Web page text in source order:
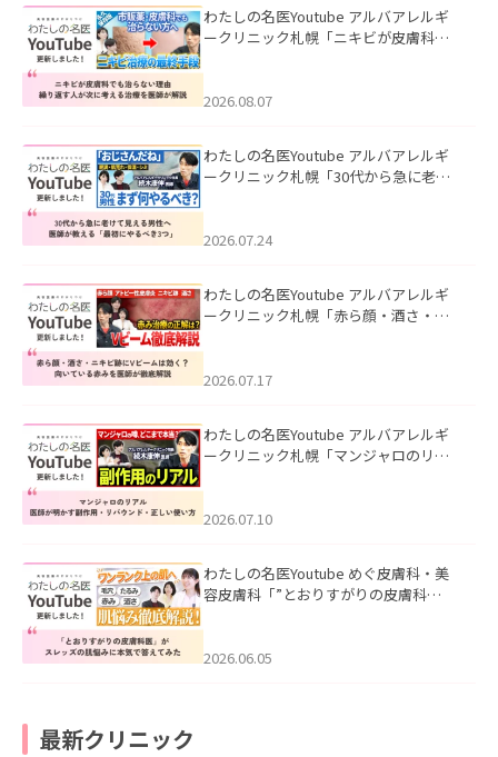
わたしの名医Youtube アルバアレルギ
ークリニック札幌「ニキビが皮膚科で
ました。
2026.08.07
わたしの名医Youtube アルバアレルギ
ークリニック札幌「30代から急に老け
た。
2026.07.24
わたしの名医Youtube アルバアレルギ
ークリニック札幌「赤ら顔・酒さ・ニ
した。
2026.07.17
わたしの名医Youtube アルバアレルギ
ークリニック札幌「マンジャロのリア
た。
2026.07.10
わたしの名医Youtube めぐ皮膚科・美
容皮膚科「”とおりすがりの皮膚科
2026.06.05
最新クリニック